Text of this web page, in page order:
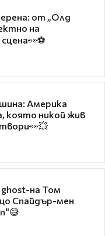
от „Олд
на
Америка
която никой жив
ghost-на Том
Спайдър-мен